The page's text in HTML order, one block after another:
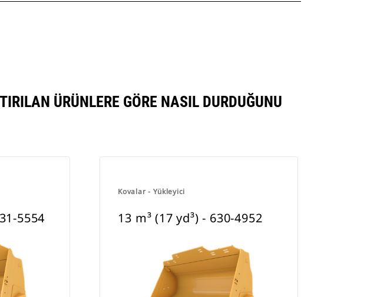
ÜRÜNLERE GÖRE NASIL DURDUĞUNU
5554
Kovalar - Yükleyici
13 m³ (17 yd³) - 630-4952